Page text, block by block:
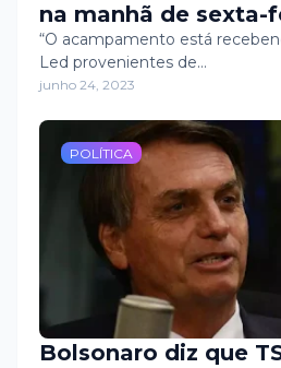
na manhã de sexta-
Acampamento
para acompanhar os
instalação das
no corredor da
“O acampamento está
Led provenientes de…
junho 24, 2023
POLÍTICA
Bolsonaro diz que